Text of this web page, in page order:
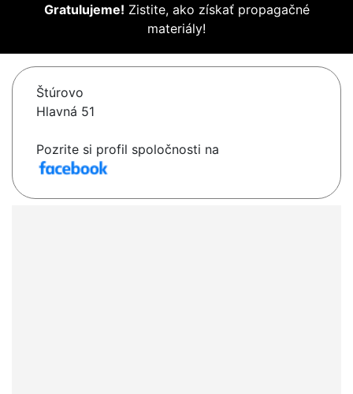
Gratulujeme! Zistite, ako získať propagačné
materiály!
Štúrovo
Hlavná 51
Pozrite si profil spoločnosti na